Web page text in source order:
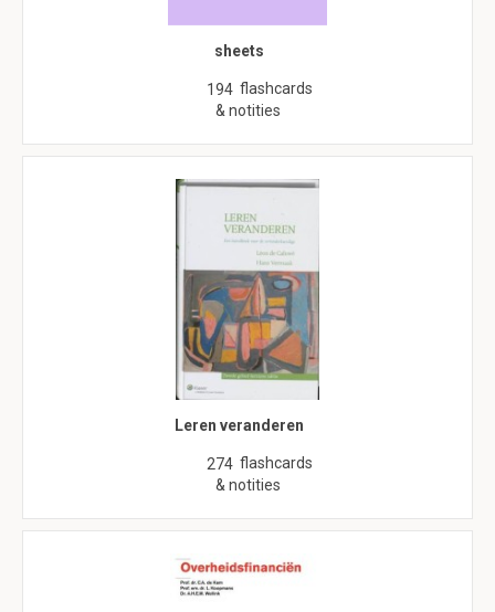
sheets
194 flashcards
& notities
Leren veranderen
274 flashcards
& notities